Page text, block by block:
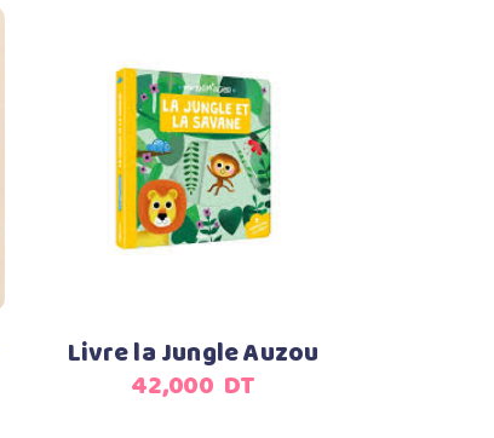
Ajouter au panier
Livre la Jungle Auzou
42,000 DT